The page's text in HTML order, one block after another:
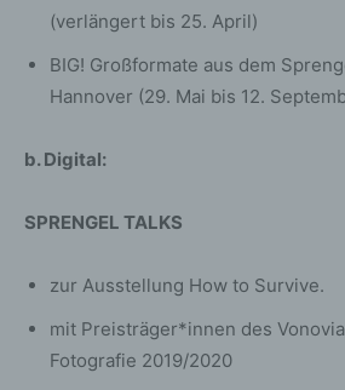
(verlängert bis 25. April)
BIG! Großformate aus dem
Hannover (29. Mai bis 12.
b. Digital:
SPRENGEL TALKS
zur Ausstellung How to Survive.
mit Preisträger*innen des
Fotografie 2019/2020